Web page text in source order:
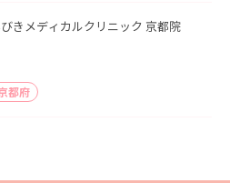
きメディカルクリニック 京都院
都府